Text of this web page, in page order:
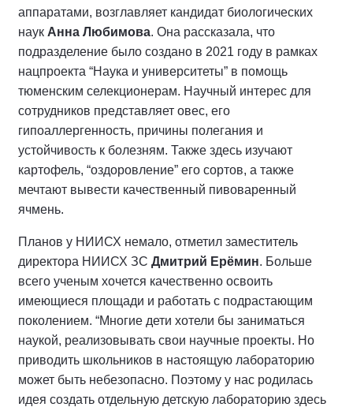
аппаратами, возглавляет кандидат биологических
наук Анна Любимова. Она рассказала, что
подразделение было создано в 2021 году в рамках
нацпроекта “Наука и университеты” в помощь
тюменским селекционерам. Научный интерес для
сотрудников представляет овес, его
гипоаллергенность, причины полегания и
устойчивость к болезням. Также здесь изучают
картофель, “оздоровление” его сортов, а также
мечтают вывести качественный пивоваренный
ячмень.
Планов у НИИСХ немало, отметил заместитель
директора НИИСХ ЗС Дмитрий Ерёмин. Больше
всего ученым хочется качественно освоить
имеющиеся площади и работать с подрастающим
поколением. “Многие дети хотели бы заниматься
наукой, реализовывать свои научные проекты. Но
приводить школьников в настоящую лабораторию
может быть небезопасно. Поэтому у нас родилась
идея создать отдельную детскую лабораторию здесь